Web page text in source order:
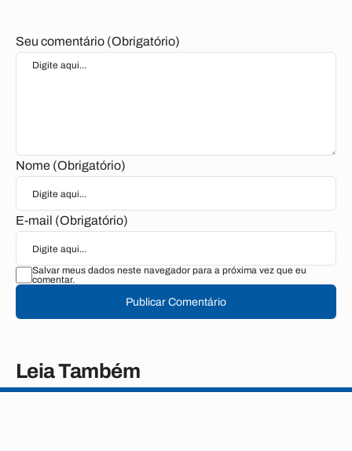
Seu comentário (Obrigatório)
Nome (Obrigatório)
E-mail (Obrigatório)
Salvar meus dados neste navegador para a próxima vez que eu
comentar.
Publicar Comentário
Leia Também